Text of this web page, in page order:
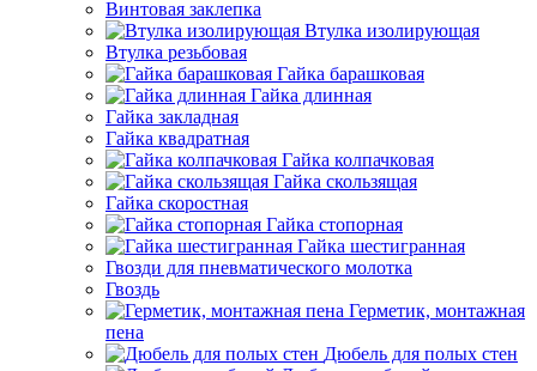
Винтовая заклепка
Втулка изолирующая
Втулка резьбовая
Гайка барашковая
Гайка длинная
Гайка закладная
Гайка квадратная
Гайка колпачковая
Гайка скользящая
Гайка скоростная
Гайка стопорная
Гайка шестигранная
Гвозди для пневматического молотка
Гвоздь
Герметик, монтажная
пена
Дюбель для полых стен